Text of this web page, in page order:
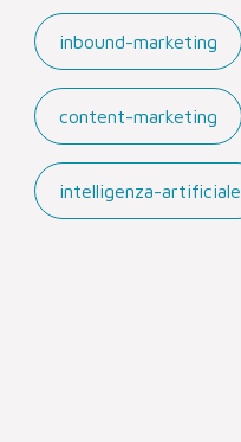
inbound-marketing
content-marketing
intelligenza-artificiale